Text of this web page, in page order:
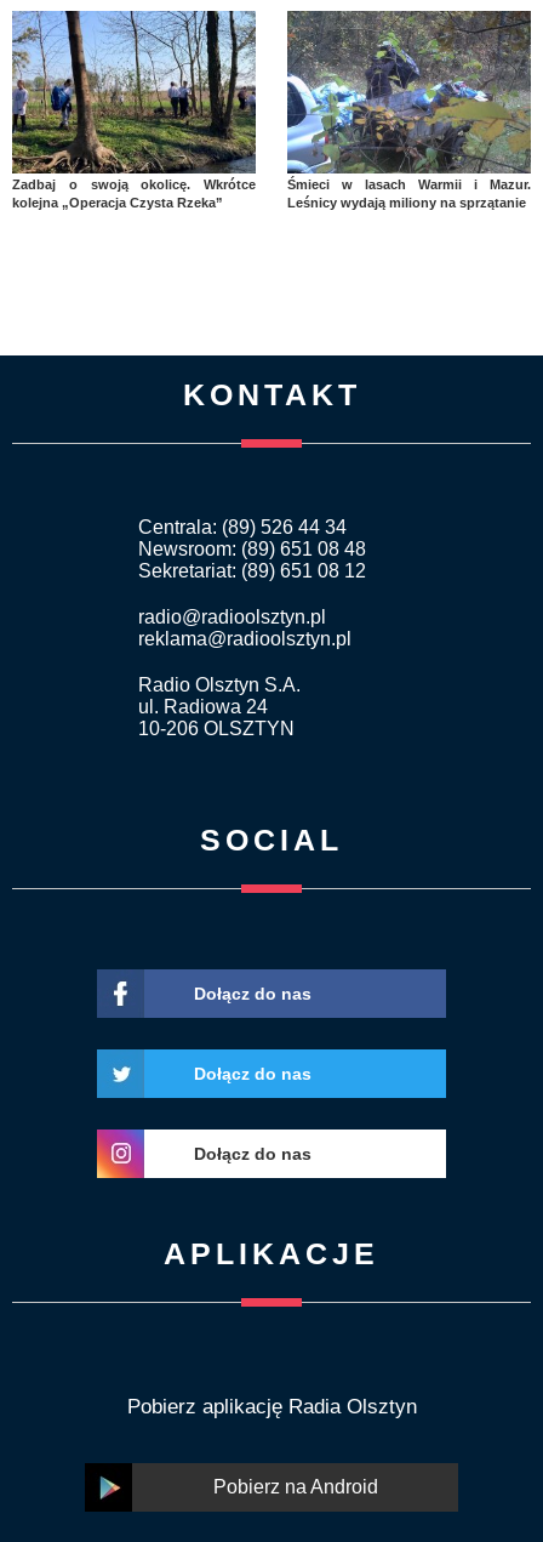
Zadbaj o swoją okolicę. Wkrótce
kolejna „Operacja Czysta Rzeka”
Śmieci w lasach Warmii i Mazur.
Leśnicy wydają miliony na sprzątanie
KONTAKT
Centrala: (89) 526 44 34
Newsroom: (89) 651 08 48
Sekretariat: (89) 651 08 12
radio@radioolsztyn.pl
reklama@radioolsztyn.pl
Radio Olsztyn S.A.
ul. Radiowa 24
10-206 OLSZTYN
SOCIAL
Dołącz do nas
Dołącz do nas
Dołącz do nas
APLIKACJE
Pobierz aplikację Radia Olsztyn
Pobierz na Android